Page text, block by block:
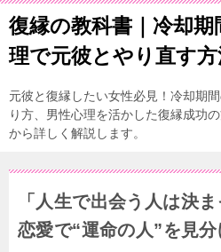
復縁の教科書｜冷却
理で元彼とやり直す
元彼と復縁したい女性必見！冷却期
り方、男性心理を活かした復縁成功
から詳しく解説します。
「人生で出会う人は決
恋愛で“運命の人”を見